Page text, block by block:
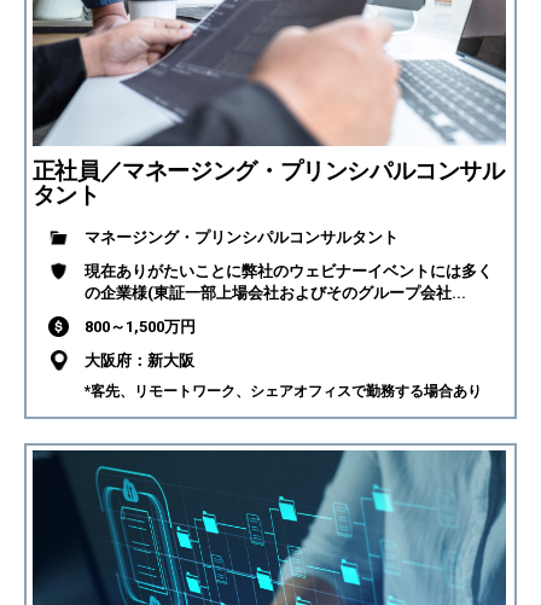
正社員／マネージング・プリンシパルコンサル
タント
マネージング・プリンシパルコンサルタント
現在ありがたいことに弊社のウェビナーイベントには多く
の企業様(東証一部上場会社およびそのグループ会社...
800～1,500万円
大阪府：新大阪
*客先、リモートワーク、シェアオフィスで勤務する場合あり